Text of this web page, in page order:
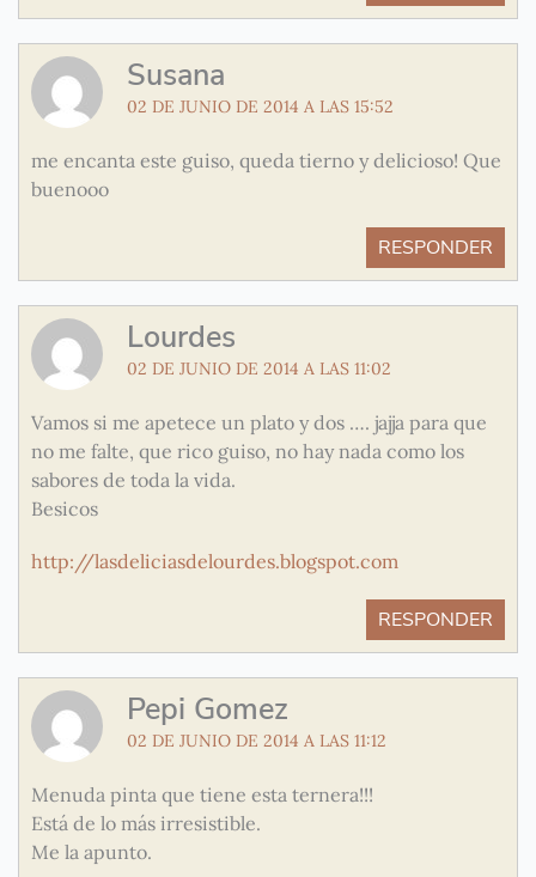
Susana
02 DE JUNIO DE 2014 A LAS 15:52
me encanta este guiso, queda tierno y delicioso! Que
buenooo
RESPONDER
Lourdes
02 DE JUNIO DE 2014 A LAS 11:02
Vamos si me apetece un plato y dos …. jajja para que
no me falte, que rico guiso, no hay nada como los
sabores de toda la vida.
Besicos
http://lasdeliciasdelourdes.blogspot.com
RESPONDER
Pepi Gomez
02 DE JUNIO DE 2014 A LAS 11:12
Menuda pinta que tiene esta ternera!!!
Está de lo más irresistible.
Me la apunto.